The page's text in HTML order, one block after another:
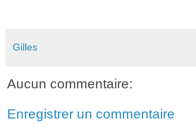
Gilles
Aucun commentaire:
Enregistrer un commentaire